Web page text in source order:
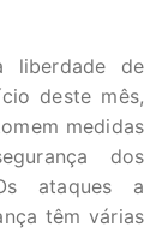
liberdade de
deste mês,
medidas
dos
ataques a
têm várias